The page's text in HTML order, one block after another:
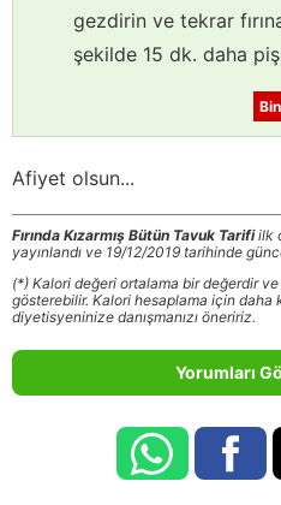
gezdirin ve tekrar
şekilde 15 dk. daha
Afiyet olsun...
Fırında Kızarmış Bütün Tavuk Tarifiilk
yayınlandı ve 19/12/2019 tarihinde
(*) Kalori değeri ortalama bir değerdir
gösterebilir. Kalori hesaplama için
diyetisyeninize danışmanızı öneririz.
Yorumları